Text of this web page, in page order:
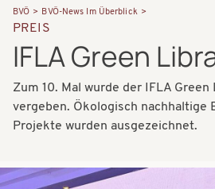
k
m
e
u
p
t
n
P
f
a
d
n
v
BVÖ BVÖ-News Im Überblick
PREIS
IFLA Green
Zum 10. Mal wurde der IFLA
vergeben. Ökologisch nachhaltige
Projekte wurden ausgezeichnet.
Bilder